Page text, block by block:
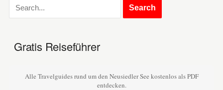
Gratis Reiseführer
Alle Travelguides rund um den Neusiedler See kostenlos als PDF
entdecken.